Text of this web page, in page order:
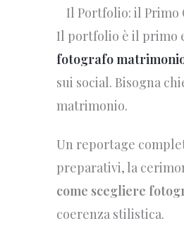
Il Portfolio: il
Il portfolio è il primo
fotografo
sui social. Bisogna
matrimonio.
Un reportage
preparativi, la
come scegliere
coerenza stilistica.